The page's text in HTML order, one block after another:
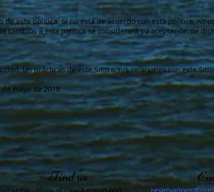
esta política. Si no está de acuerdo con esta política, no
cambios a esta política se considerará su aceptación de
las prácticas de este Sitio o sus relaciones con este
mayo de 2018
Find us